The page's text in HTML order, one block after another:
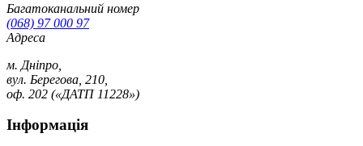
Багатоканальний номер
(068) 97 000 97
Адреса
м. Дніпро,
вул. Берегова, 210,
оф. 202 («ДАТП 11228»)
Інформація